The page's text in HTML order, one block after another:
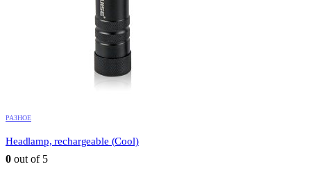
РАЗНОЕ
Headlamp, rechargeable (Cool)
0 out of 5